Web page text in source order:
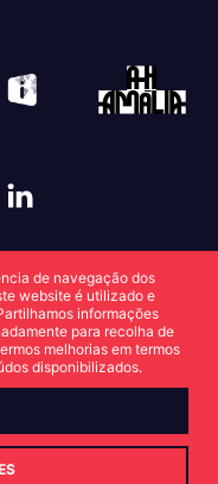
de navegação dos
website é utilizado e
informações
para recolha de
melhorias em termos
disponibilizados.